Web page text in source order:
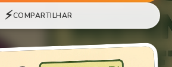
⚡COMPARTILHAR